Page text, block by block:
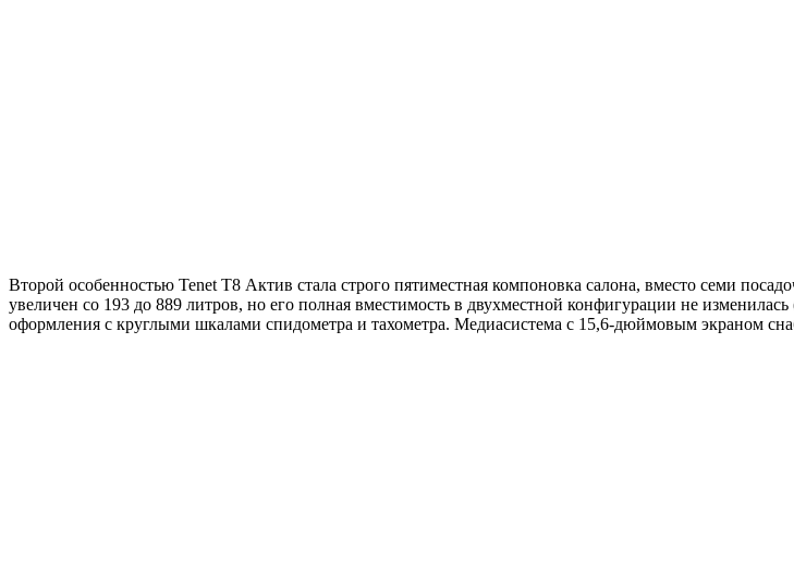
Второй особенностью Tenet T8 Актив стала строго пятиместная компоновка салона, вместо семи
увеличен со 193 до 889 литров, но его полная вместимость в двухместной конфигурации не
оформления с круглыми шкалами спидометра и тахометра. Медиасистема с 15,6-дюймовым экраном